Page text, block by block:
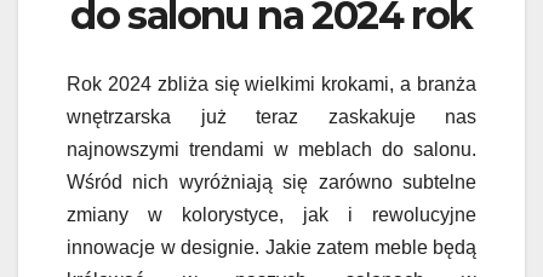
do salonu na 2024 rok
Rok 2024 zbliża się wielkimi krokami, a branża
wnętrzarska już teraz zaskakuje nas
najnowszymi trendami w meblach do salonu.
Wśród nich wyróżniają się zarówno subtelne
zmiany w kolorystyce, jak i rewolucyjne
innowacje w designie. Jakie zatem meble będą